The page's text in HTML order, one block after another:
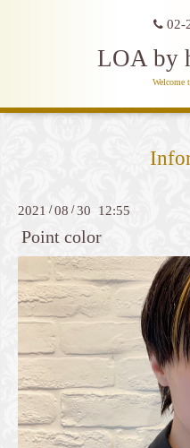
02-
LOA by
Welcome
2021 /08 /30 12:55
Point color